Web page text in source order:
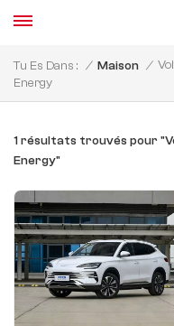
Tu Es Dans : / Maison /
Energy
1 résultats trouvés pour
Energy"